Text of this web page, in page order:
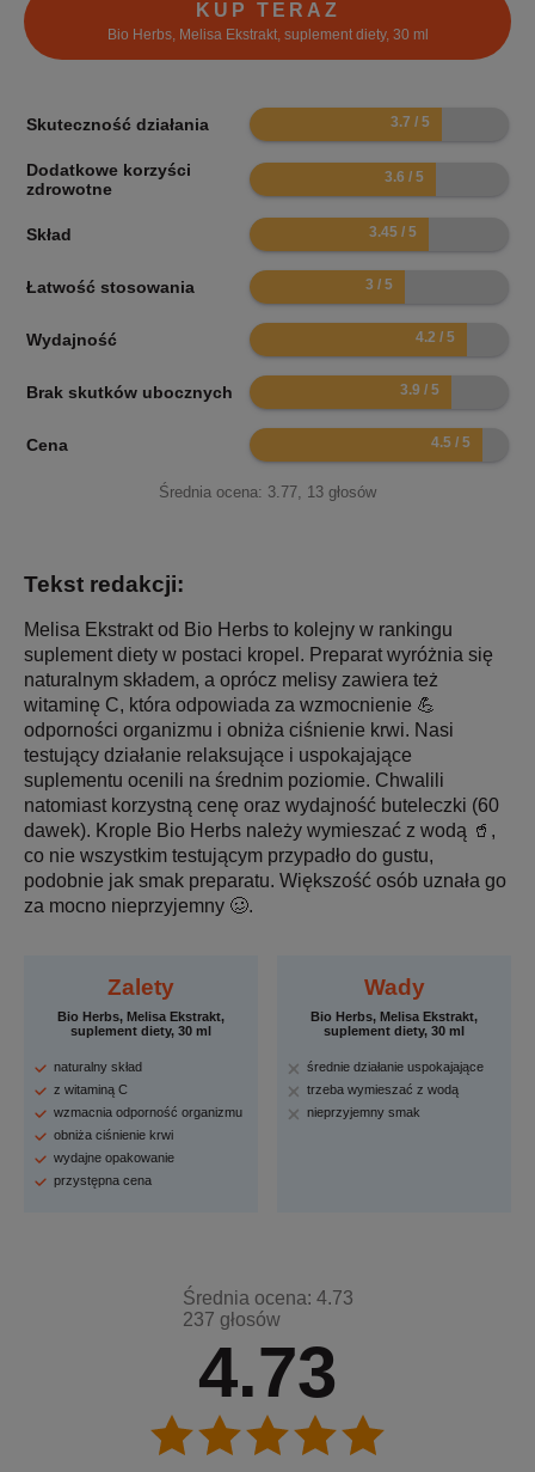
KUP TERAZ
Bio Herbs, Melisa Ekstrakt, suplement diety, 30 ml
Skuteczność działania 7.4
Dodatkowe korzyści
zdrowotne
7.2
Skład 6.9
Łatwość stosowania 6
Wydajność 8.4
Brak skutków ubocznych 7.8
Cena 9
Średnia ocena: 3.77, 13 głosów
Tekst redakcji:
Melisa Ekstrakt od Bio Herbs to kolejny w rankingu
suplement diety w postaci kropel. Preparat wyróżnia się
naturalnym składem, a oprócz melisy zawiera też
witaminę C, która odpowiada za wzmocnienie 💪
odporności organizmu i obniża ciśnienie krwi. Nasi
testujący działanie relaksujące i uspokajające
suplementu ocenili na średnim poziomie. Chwalili
natomiast korzystną cenę oraz wydajność buteleczki (60
dawek). Krople Bio Herbs należy wymieszać z wodą 🥤,
co nie wszystkim testującym przypadło do gustu,
podobnie jak smak preparatu. Większość osób uznała go
za mocno nieprzyjemny 🥴.
Zalety
Bio Herbs, Melisa Ekstrakt,
suplement diety, 30 ml
naturalny skład
z witaminą C
wzmacnia odporność organizmu
obniża ciśnienie krwi
wydajne opakowanie
przystępna cena
Wady
Bio Herbs, Melisa Ekstrakt,
suplement diety, 30 ml
średnie działanie uspokajające
trzeba wymieszać z wodą
nieprzyjemny smak
4.73
Średnia ocena: 4.73
237 głosów